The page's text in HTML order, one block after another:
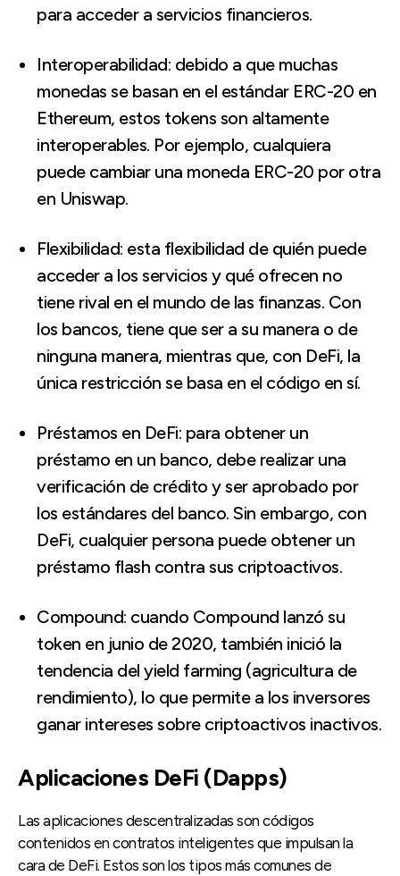
para acceder a servicios financieros.
Interoperabilidad: debido a que muchas
monedas se basan en el estándar ERC-20 en
Ethereum, estos tokens son altamente
interoperables. Por ejemplo, cualquiera
puede cambiar una moneda ERC-20 por otra
en Uniswap.
Flexibilidad: esta flexibilidad de quién puede
acceder a los servicios y qué ofrecen no
tiene rival en el mundo de las finanzas. Con
los bancos, tiene que ser a su manera o de
ninguna manera, mientras que, con DeFi, la
única restricción se basa en el código en sí.
Préstamos en DeFi: para obtener un
préstamo en un banco, debe realizar una
verificación de crédito y ser aprobado por
los estándares del banco. Sin embargo, con
DeFi, cualquier persona puede obtener un
préstamo flash contra sus criptoactivos.
Compound: cuando Compound lanzó su
token en junio de 2020, también inició la
tendencia del yield farming (agricultura de
rendimiento), lo que permite a los inversores
ganar intereses sobre criptoactivos inactivos.
Aplicaciones DeFi (Dapps)
Las aplicaciones descentralizadas son códigos
contenidos en contratos inteligentes que impulsan la
cara de DeFi. Estos son los tipos más comunes de